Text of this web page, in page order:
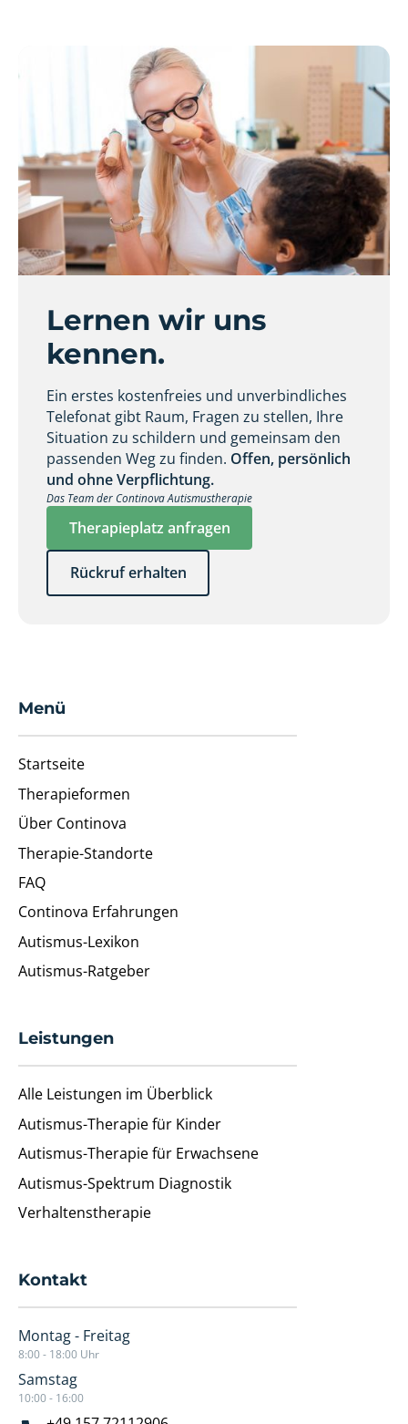
Lernen wir uns
kennen.
Ein erstes kostenfreies und unverbindliches
Telefonat gibt Raum, Fragen zu stellen, Ihre
Situation zu schildern und gemeinsam den
passenden Weg zu finden. Offen, persönlich
und ohne Verpflichtung.
Das Team der Continova Autismustherapie
Therapieplatz anfragen
Rückruf erhalten
Menü
Startseite
Therapieformen
Über Continova
Therapie-Standorte
FAQ
Continova Erfahrungen
Autismus-Lexikon
Autismus-Ratgeber
Leistungen
Alle Leistungen im Überblick
Autismus-Therapie für Kinder
Autismus-Therapie für Erwachsene
Autismus-Spektrum Diagnostik
Verhaltenstherapie
Kontakt
Montag - Freitag
8:00 - 18:00 Uhr
Samstag
10:00 - 16:00